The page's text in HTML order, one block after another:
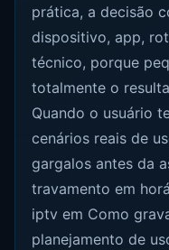
prática, a decisão
dispositivo, app,
técnico, porque
totalmente o
Quando o usuário
cenários reais de
gargalos antes da
travamento em
iptv em Como
planejamento de